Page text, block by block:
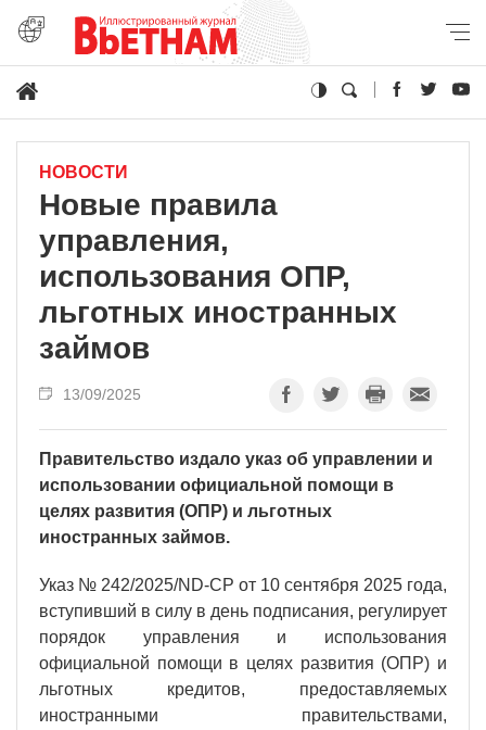
НОВОСТИ
Новые правила
управления,
использования ОПР,
льготных иностранных
займов
13/09/2025
Правительство издало указ об управлении и
использовании официальной помощи в
целях развития (ОПР) и льготных
иностранных займов.
Указ № 242/2025/ND-CP от 10 сентября 2025 года,
вступивший в силу в день подписания, регулирует
порядок управления и использования
официальной помощи в целях развития (ОПР) и
льготных кредитов, предоставляемых
иностранными правительствами,